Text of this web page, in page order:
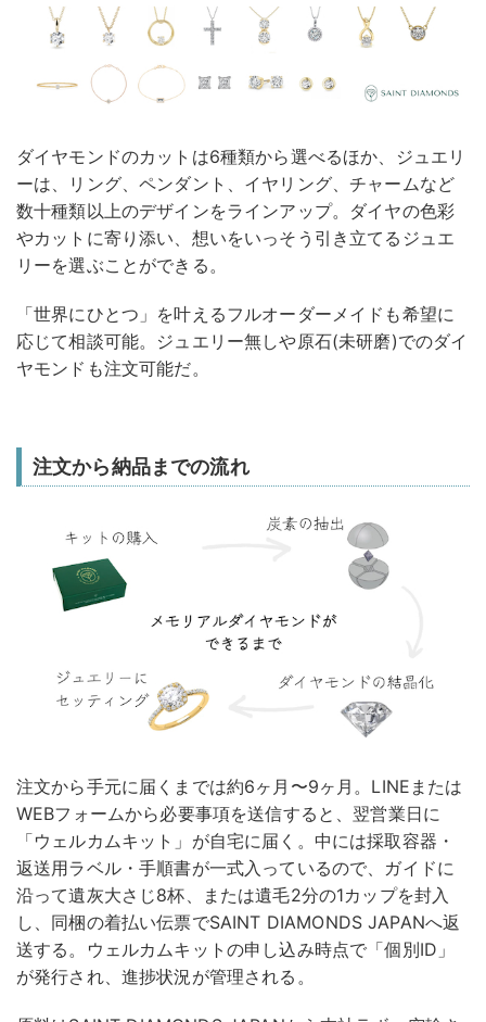
ダイヤモンドのカットは6種類から選べるほか、ジュエリ
ーは、リング、ペンダント、イヤリング、チャームなど
数十種類以上のデザインをラインアップ。ダイヤの色彩
やカットに寄り添い、想いをいっそう引き立てるジュエ
リーを選ぶことができる。
「世界にひとつ」を叶えるフルオーダーメイドも希望に
応じて相談可能。ジュエリー無しや原石(未研磨)でのダイ
ヤモンドも注文可能だ。
注文から納品までの流れ
注文から手元に届くまでは約6ヶ月〜9ヶ月。LINEまたは
WEBフォームから必要事項を送信すると、翌営業日に
「ウェルカムキット」が自宅に届く。中には採取容器・
返送用ラベル・手順書が一式入っているので、ガイドに
沿って遺灰大さじ8杯、または遺毛2分の1カップを封入
し、同梱の着払い伝票でSAINT DIAMONDS JAPANへ返
送する。ウェルカムキットの申し込み時点で「個別ID」
が発行され、進捗状況が管理される。